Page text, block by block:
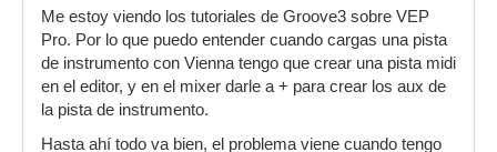
Me estoy viendo los tutoriales de Groove3 sobre VEP
Pro. Por lo que puedo entender cuando cargas una pista
de instrumento con Vienna tengo que crear una pista midi
en el editor, y en el mixer darle a + para crear los aux de
la pista de instrumento.
Hasta ahí todo va bien, el problema viene cuando tengo